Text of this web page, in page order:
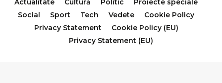
Social
Sport Tech Vedete
Cookie Policy
Privacy Statement
Cookie Policy (EU)
Privacy Statement (EU)